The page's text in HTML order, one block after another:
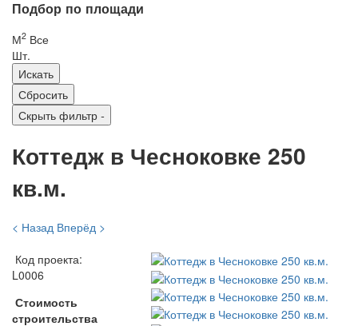
Подбор по площади
М2 Все
Шт.
Скрыть фильтр -
Коттедж в Чесноковке 250
кв.м.
< Назад Вперёд >
Код проекта:
L0006
Стоимость
строительства